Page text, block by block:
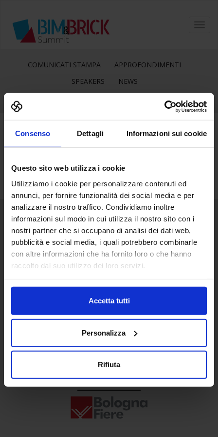
Consenso Dettagli Informazioni sui cookie
Questo sito web utilizza i cookie
Utilizziamo i cookie per personalizzare contenuti ed
annunci, per fornire funzionalità dei social media e per
analizzare il nostro traffico. Condividiamo inoltre
informazioni sul modo in cui utilizza il nostro sito con i
nostri partner che si occupano di analisi dei dati web,
pubblicità e social media, i quali potrebbero combinarle
con altre informazioni che ha fornito loro o che hanno
raccolto dal suo utilizzo dei loro servizi.
Accetta tutti
Personalizza
Rifiuta
COMUNICATI STAMPA
APPROFONDIMENTI
SPEAKERS
NEWS
Senaf srl
+ 39 02.332039460
Progetto e direzione